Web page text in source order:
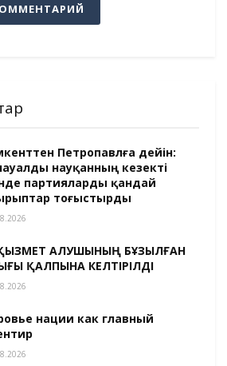
Петропавлға дейін:
науқанның кезекті
партияларды қандай
тоғыстырды
АЛУШЫНЫҢ БҰЗЫЛҒАН
ҚАЛПЫНА КЕЛТІРІЛДІ
нации как главный